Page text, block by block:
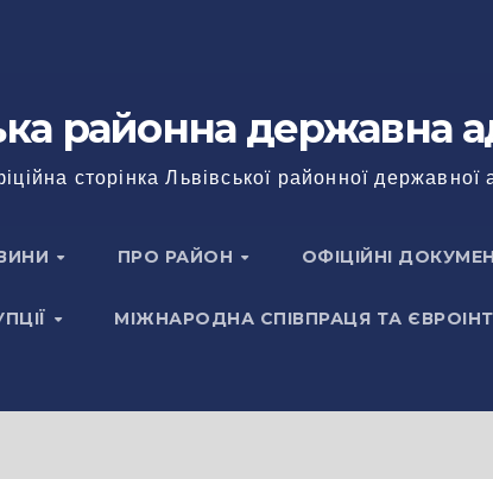
районна державна
сторінка Львівської районної державної
ПРО РАЙОН ОФІЦІЙНІ
МІЖНАРОДНА СПІВПРАЦЯ ТА